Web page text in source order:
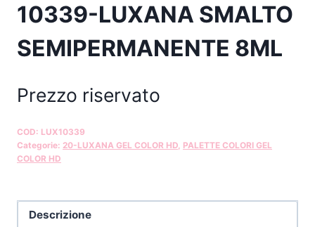
10339-LUXANA SMALTO
SEMIPERMANENTE 8ML
Prezzo riservato
COD: LUX10339
Categorie: 20-LUXANA GEL COLOR HD PALETTE COLORI GEL
COLOR HD
Descrizione